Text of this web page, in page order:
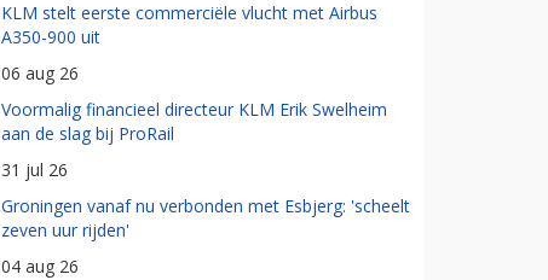
KLM stelt eerste commerciële vlucht met Airbus
A350-900 uit
06 aug 26
Voormalig financieel directeur KLM Erik Swelheim
aan de slag bij ProRail
31 jul 26
Groningen vanaf nu verbonden met Esbjerg: 'scheelt
zeven uur rijden'
04 aug 26